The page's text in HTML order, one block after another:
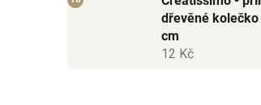
dřevěné
cm
12 Kč